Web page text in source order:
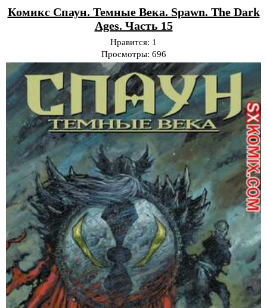
Комикс Спаун. Темные Века. Spawn. The Dark
Ages. Часть 15
Нравится: 1
Просмотры: 696